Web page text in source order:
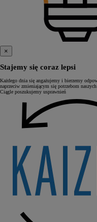
×
Stajemy się coraz lepsi
Każdego dnia się angażujemy i bierzemy
naprzeciw zmieniającym się potrzebom
Ciągle poszukujemy usprawnień